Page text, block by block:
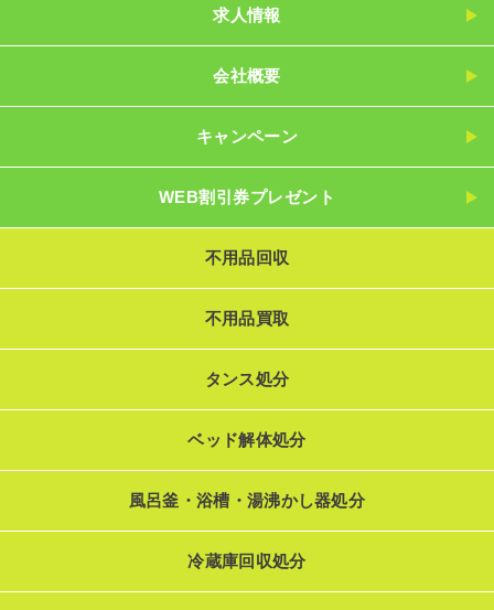
求人情報
会社概要
キャンペーン
WEB割引券プレゼント
不用品回収
不用品買取
タンス処分
ベッド解体処分
風呂釜・浴槽・湯沸かし器処分
冷蔵庫回収処分